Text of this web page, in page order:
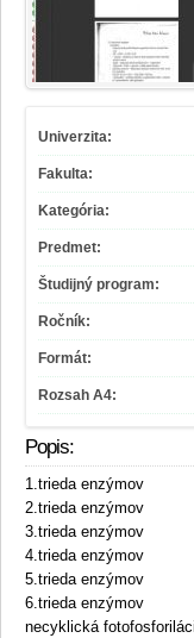
Univerzita:
Fakulta:
Kategória:
Predmet:
Študijný program:
Ročník:
Formát:
Rozsah A4:
Popis:
1.trieda enzýmov
2.trieda enzýmov
3.trieda enzýmov
4.trieda enzýmov
5.trieda enzýmov
6.trieda enzýmov
necyklická